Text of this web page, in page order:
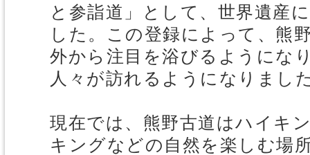
と参詣道」として、世界遺産
した。この登録によって、熊
外から注目を浴びるようにな
人々が訪れるようになりまし
現在では、熊野古道はハイキ
キングなどの自然を楽しむ場